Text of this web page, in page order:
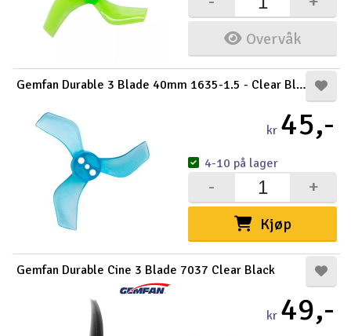
Overvåk
Gemfan Durable 3 Blade 40mm 1635-1.5 - Clear Blue
kr 45,-
Kjøp
+
-
4-10 på lager
Gemfan Durable Cine 3 Blade 7037 Clear Black
kr 49,-